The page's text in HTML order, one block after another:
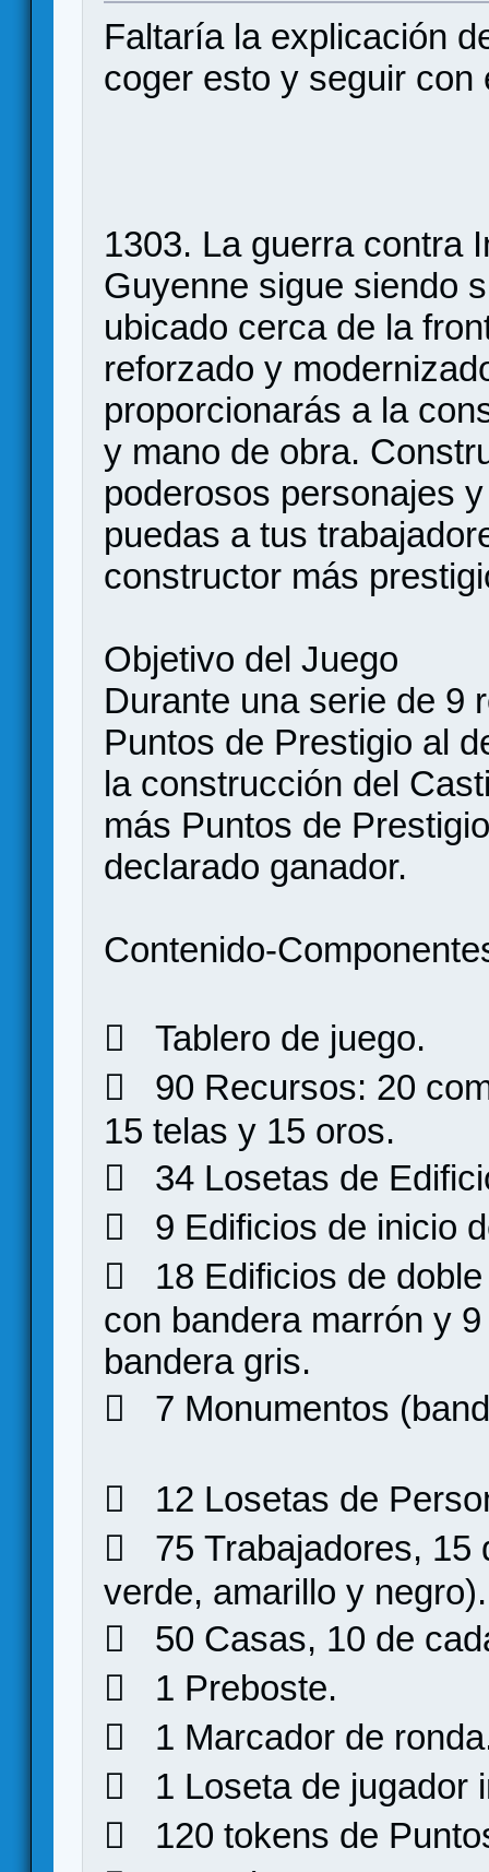
Faltaría la explicación
coger esto y seguir con
1303. La guerra contra
Guyenne sigue siendo
ubicado cerca de la
reforzado y
proporcionarás a la
y mano de obra.
poderosos personajes
puedas a tus
constructor más
Objetivo del Juego
Durante una serie de 9
Puntos de Prestigio al
la construcción del
más Puntos de
declarado ganador.
Contenido-
 Tablero de juego.
 90 Recursos: 20
15 telas y 15 oros.
 34 Losetas de
 9 Edificios de inicio
 18 Edificios de doble
con bandera marrón y
bandera gris.
 7 Monumentos
 12 Losetas de
 75 Trabajadores, 15
verde, amarillo y negro).
 50 Casas, 10 de
 1 Preboste.
 1 Marcador de
 1 Loseta de jugador
 120 tokens de